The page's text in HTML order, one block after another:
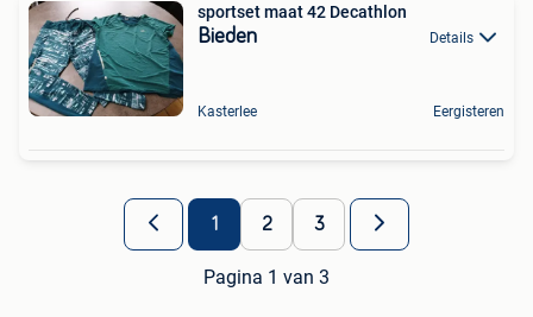
sportset maat 42 Decathlon
Bieden Details
Kasterlee Eergisteren
1 2 3
Pagina 1 van 3